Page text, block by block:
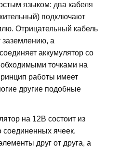
языком: два кабеля
подключают
Отрицательный кабель
заземлению, а
аккумулятор со
точками на
работы имеет
другие подобные
на 12В состоит из
соединенных ячеек.
друг от друга, а